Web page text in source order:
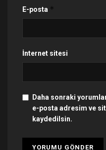
E-posta *
İnternet sitesi
Daha sonraki
e-posta adresim ve
kaydedilsin.